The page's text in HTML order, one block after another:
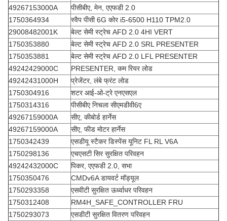
49267153000A
पीसीबीए, मेन, एएफडी 2.0
1750364934
स्वैप पीसी 6G कोर i5-6500 H110 TPM2.0
29008482001K
बेल्ट सेमी स्ट्रेच AFD 2.0 4HI VERT
1750353880
बेल्ट सेमी स्ट्रेच AFD 2.0 SRL PRESENTER
1750353881
बेल्ट सेमी स्ट्रेच AFD 2.0 LFL PRESENTER
49242429000C
PRESENTER, कम रियर लोड
49242431000H
प्रेजेंटर, लंबे फ्रंट लोड
1750304916
शटर आई-ओ-ट्रे एनएसएल
1750314316
पीसीबीए निचला सीएमडीवी6ए
49267159000A
सीए, कीबोर्ड हार्नेस
49267159000A
सीए, फीड मोटर हार्नेस
1750342439
एसडीयू स्टैकर डिस्पेंस यूनिट FL RL V6A
1750298136
एचएसटी सिर सुरक्षित परिवहन
49242432000C
पिकर, एएफडी 2.0, सभा
1750350476
CMDv6A डायवर्ट मॉड्यूल
1750293358
एसवीटी सुरक्षित ऊर्ध्वाधर परिवहन
1750312408
RM4H_SAFE_CONTROLLER FRU
1750293073
एसडीटी सुरक्षित वितरण परिवहन